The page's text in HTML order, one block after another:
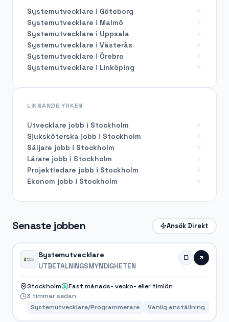
Senaste jobben Ansök Direkt
Systemutvecklare
UTBETALNINGSMYNDIGHETEN
Stockholm
Fast månads- vecko- eller timlön
3 timmar sedan
Systemutvecklare/Programmerare
Vanlig anställning
Systemutvecklare i Göteborg
Systemutvecklare i Malmö
Systemutvecklare i Uppsala
Systemutvecklare i Västerås
Systemutvecklare i Örebro
Systemutvecklare i Linköping
LIKNANDE YRKEN
Utvecklare jobb i Stockholm
Sjuksköterska jobb i Stockholm
Säljare jobb i Stockholm
Lärare jobb i Stockholm
Projektledare jobb i Stockholm
Ekonom jobb i Stockholm